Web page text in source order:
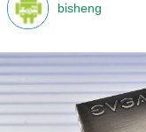
bisheng